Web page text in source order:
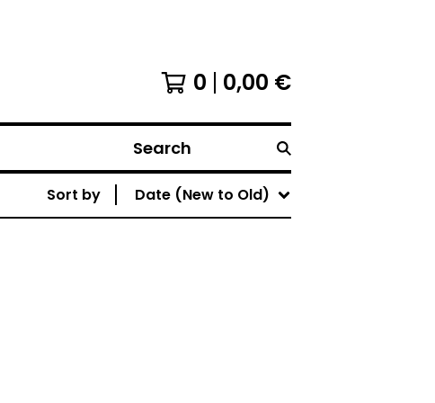
0 0,00 €
Search
Sort by Date (New to Old)